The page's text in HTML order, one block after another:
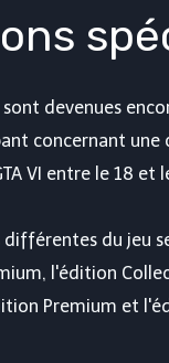
devenues
concernant
VI entre le 18 et
du jeu
l'édition
Premium et